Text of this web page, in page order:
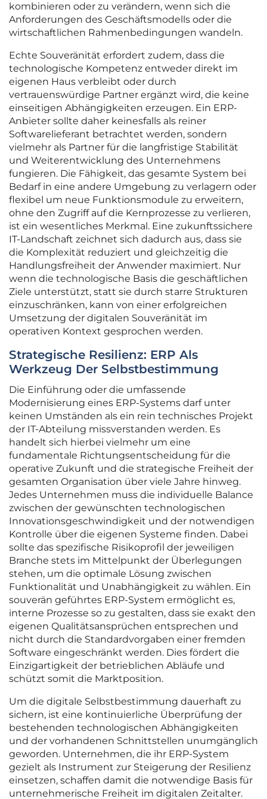
kombinieren oder zu verändern, wenn sich die
Anforderungen des Geschäftsmodells oder die
wirtschaftlichen Rahmenbedingungen wandeln.
Echte Souveränität erfordert zudem, dass die
technologische Kompetenz entweder direkt im
eigenen Haus verbleibt oder durch
vertrauenswürdige Partner ergänzt wird, die keine
einseitigen Abhängigkeiten erzeugen. Ein ERP-
Anbieter sollte daher keinesfalls als reiner
Softwarelieferant betrachtet werden, sondern
vielmehr als Partner für die langfristige Stabilität
und Weiterentwicklung des Unternehmens
fungieren. Die Fähigkeit, das gesamte System bei
Bedarf in eine andere Umgebung zu verlagern oder
flexibel um neue Funktionsmodule zu erweitern,
ohne den Zugriff auf die Kernprozesse zu verlieren,
ist ein wesentliches Merkmal. Eine zukunftssichere
IT-Landschaft zeichnet sich dadurch aus, dass sie
die Komplexität reduziert und gleichzeitig die
Handlungsfreiheit der Anwender maximiert. Nur
wenn die technologische Basis die geschäftlichen
Ziele unterstützt, statt sie durch starre Strukturen
einzuschränken, kann von einer erfolgreichen
Umsetzung der digitalen Souveränität im
operativen Kontext gesprochen werden.
Strategische Resilienz: ERP Als
Werkzeug Der Selbstbestimmung
Die Einführung oder die umfassende
Modernisierung eines ERP-Systems darf unter
keinen Umständen als ein rein technisches Projekt
der IT-Abteilung missverstanden werden. Es
handelt sich hierbei vielmehr um eine
fundamentale Richtungsentscheidung für die
operative Zukunft und die strategische Freiheit der
gesamten Organisation über viele Jahre hinweg.
Jedes Unternehmen muss die individuelle Balance
zwischen der gewünschten technologischen
Innovationsgeschwindigkeit und der notwendigen
Kontrolle über die eigenen Systeme finden. Dabei
sollte das spezifische Risikoprofil der jeweiligen
Branche stets im Mittelpunkt der Überlegungen
stehen, um die optimale Lösung zwischen
Funktionalität und Unabhängigkeit zu wählen. Ein
souverän geführtes ERP-System ermöglicht es,
interne Prozesse so zu gestalten, dass sie exakt den
eigenen Qualitätsansprüchen entsprechen und
nicht durch die Standardvorgaben einer fremden
Software eingeschränkt werden. Dies fördert die
Einzigartigkeit der betrieblichen Abläufe und
schützt somit die Marktposition.
Um die digitale Selbstbestimmung dauerhaft zu
sichern, ist eine kontinuierliche Überprüfung der
bestehenden technologischen Abhängigkeiten
und der vorhandenen Schnittstellen unumgänglich
geworden. Unternehmen, die ihr ERP-System
gezielt als Instrument zur Steigerung der Resilienz
einsetzen, schaffen damit die notwendige Basis für
unternehmerische Freiheit im digitalen Zeitalter.